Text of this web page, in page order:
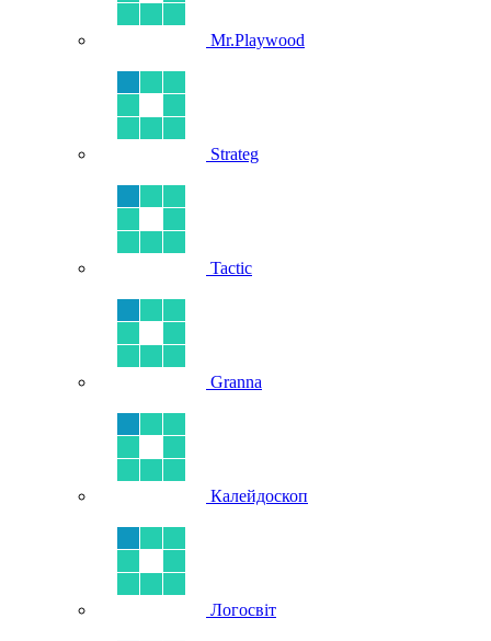
Mr.Playwood
Strateg
Tactic
Granna
Калейдоскоп
Логосвіт